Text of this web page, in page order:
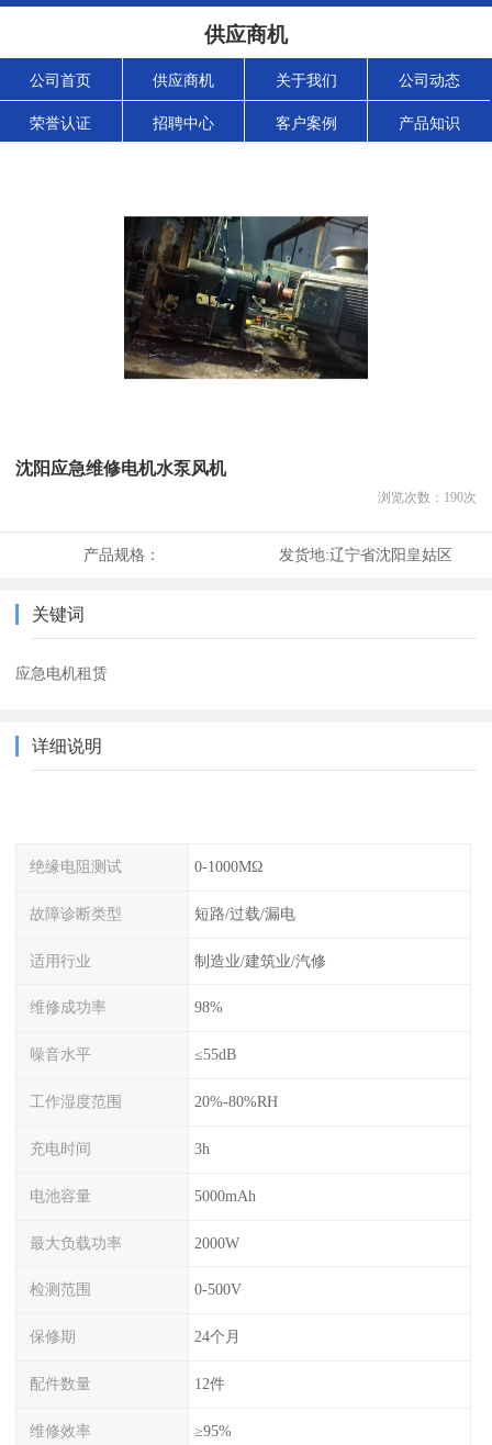
供应商机
公司首页 供应商机 关于我们 公司动态
荣誉认证 招聘中心 客户案例 产品知识
沈阳应急维修电机水泵风机
浏览次数： 190次
产品规格： 发货地:辽宁省沈阳皇姑区
关键词
应急电机租赁
详细说明
绝缘电阻测试 0-1000MΩ
故障诊断类型 短路/过载/漏电
适用行业 制造业/建筑业/汽修
维修成功率 98%
噪音水平 ≤55dB
工作湿度范围 20%-80%RH
充电时间 3h
电池容量 5000mAh
最大负载功率 2000W
检测范围 0-500V
保修期 24个月
配件数量 12件
维修效率 ≥95%